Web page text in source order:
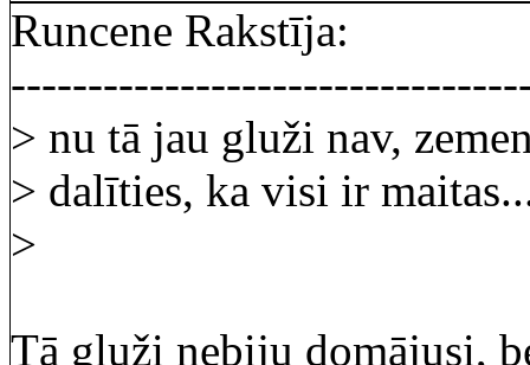
Runcene Rakstīja:
> nu tā jau gluži nav,
> dalīties, ka visi ir
>
Tā gluži nebiju domājusi,